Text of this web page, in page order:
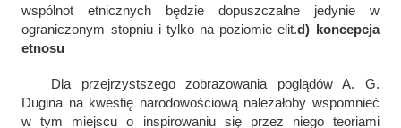
wspólnot etnicznych będzie dopuszczalne jedynie w
ograniczonym stopniu i tylko na poziomie elit.d) koncepcja
etnosu
Dla przejrzystszego zobrazowania poglądów A. G.
Dugina na kwestię narodowościową należałoby wspomnieć
w tym miejscu o inspirowaniu się przez niego teoriami